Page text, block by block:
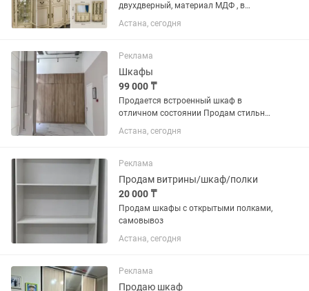
двухдверный, материал МДФ , в
идеальном состоянии, продаем в связи
с переездом, можно оформить в
Астана, сегодня
Реклама
Шкафы
99 000 ₸
Продается встроенный шкаф в
отличном состоянии Продам стильный
и вместительный встроенный шкаф с
современными фасадами под
вместимость - Качественные
материалы и...
Астана, сегодня
Реклама
Продам витрины/шкаф/полки
20 000 ₸
Продам шкафы с открытыми полками,
самовывоз
Астана, сегодня
Реклама
Продаю шкаф